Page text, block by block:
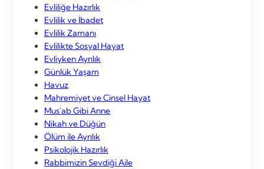
Evliliğe Hazırlık
Evlilik ve İbadet
Evlilik Zamanı
Evlilikte Sosyal Hayat
Evliyken Ayrılık
Günlük Yaşam
Havuz
Mahremiyet ve Cinsel Hayat
Mus'ab Gibi Anne
Nikah ve Düğün
Ölüm ile Ayrılık
Psikolojik Hazırlık
Rabbimizin Sevdiği Aile